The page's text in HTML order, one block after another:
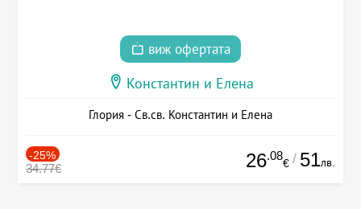
виж офертата
Константин и Елена
Глория - Св.св. Константин и Елена
-25%
34.77€ 26.08
€ / 51лв.